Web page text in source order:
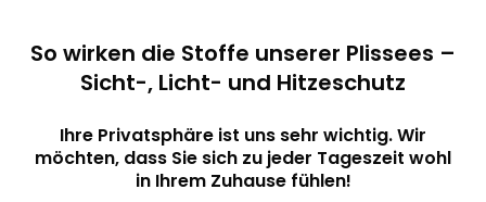
So wirken die Stoffe unserer Plissees –
Sicht-, Licht- und Hitzeschutz
Ihre Privatsphäre ist uns sehr wichtig. Wir
möchten, dass Sie sich zu jeder Tageszeit wohl
in Ihrem Zuhause fühlen!